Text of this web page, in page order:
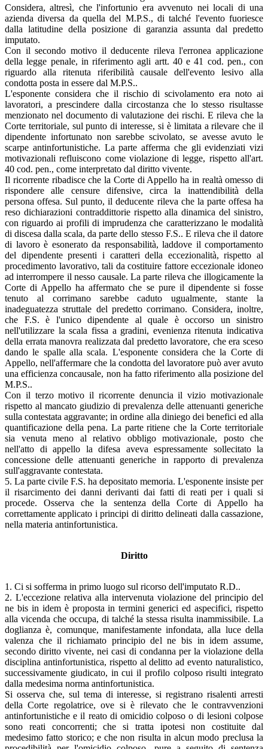
Considera, altresì, che l'infortunio era avvenuto nei locali di una
azienda diversa da quella del M.P.S., di talché l'evento fuoriesce
dalla latitudine della posizione di garanzia assunta dal predetto
imputato.
Con il secondo motivo il deducente rileva l'erronea applicazione
della legge penale, in riferimento agli artt. 40 e 41 cod. pen., con
riguardo alla ritenuta riferibilità causale dell'evento lesivo alla
condotta posta in essere dal M.P.S..
L'esponente considera che il rischio di scivolamento era noto ai
lavoratori, a prescindere dalla circostanza che lo stesso risultasse
menzionato nel documento di valutazione dei rischi. E rileva che la
Corte territoriale, sul punto di interesse, si è limitata a rilevare che il
dipendente infortunato non sarebbe scivolato, se avesse avuto le
scarpe antinfortunistiche. La parte afferma che gli evidenziati vizi
motivazionali refluiscono come violazione di legge, rispetto all'art.
40 cod. pen., come interpretato dal diritto vivente.
Il ricorrente ribadisce che la Corte di Appello ha in realtà omesso di
rispondere alle censure difensive, circa la inattendibilità della
persona offesa. Sul punto, il deducente rileva che la parte offesa ha
reso dichiarazioni contraddittorie rispetto alla dinamica del sinistro,
con riguardo ai profili di imprudenza che caratterizzano le modalità
di discesa dalla scala, da parte dello stesso F.S.. E rileva che il datore
di lavoro è esonerato da responsabilità, laddove il comportamento
del dipendente presenti i caratteri della eccezionalità, rispetto al
procedimento lavorativo, tali da costituire fattore eccezionale idoneo
ad interrompere il nesso causale. La parte rileva che illogicamente la
Corte di Appello ha affermato che se pure il dipendente si fosse
tenuto al corrimano sarebbe caduto ugualmente, stante la
inadeguatezza struttale del predetto corrimano. Considera, inoltre,
che F.S. è l'unico dipendente al quale è occorso un sinistro
nell'utilizzare la scala fissa a gradini, evenienza ritenuta indicativa
della errata manovra realizzata dal predetto lavoratore, che era sceso
dando le spalle alla scala. L'esponente considera che la Corte di
Appello, nell'affermare che la condotta del lavoratore può aver avuto
una efficienza concausale, non ha fatto riferimento alla posizione del
M.P.S..
Con il terzo motivo il ricorrente denuncia il vizio motivazionale
rispetto al mancato giudizio di prevalenza delle attenuanti generiche
sulla contestata aggravante; in ordine alla diniego dei benefici ed alla
quantificazione della pena. La parte ritiene che la Corte territoriale
sia venuta meno al relativo obbligo motivazionale, posto che
nell'atto di appello la difesa aveva espressamente sollecitato la
concessione delle attenuanti generiche in rapporto di prevalenza
sull'aggravante contestata.
5. La parte civile F.S. ha depositato memoria. L'esponente insiste per
il risarcimento dei danni derivanti dai fatti di reati per i quali si
procede. Osserva che la sentenza della Corte di Appello ha
correttamente applicato i principi di diritto delineati dalla cassazione,
nella materia antinfortunistica.
Diritto
1. Ci si sofferma in primo luogo sul ricorso dell'imputato R.D..
2. L'eccezione relativa alla intervenuta violazione del principio del
ne bis in idem è proposta in termini generici ed aspecifici, rispetto
alla vicenda che occupa, di talché la stessa risulta inammissibile. La
doglianza è, comunque, manifestamente infondata, alla luce della
valenza che il richiamato principio del ne bis in idem assume,
secondo diritto vivente, nei casi di condanna per la violazione della
disciplina antinfortunistica, rispetto al delitto ad evento naturalistico,
successivamente giudicato, in cui il profilo colposo risulti integrato
dalla medesima norma antinfortunistica.
Si osserva che, sul tema di interesse, si registrano risalenti arresti
della Corte regolatrice, ove si è rilevato che le contravvenzioni
antinfortunistiche e il reato di omicidio colposo o di lesioni colpose
sono reati concorrenti; che si tratta ipotesi non costituite dal
medesimo fatto storico; e che non risulta in alcun modo preclusa la